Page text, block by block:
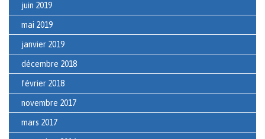
juin 2019
mai 2019
janvier 2019
décembre 2018
février 2018
novembre 2017
mars 2017